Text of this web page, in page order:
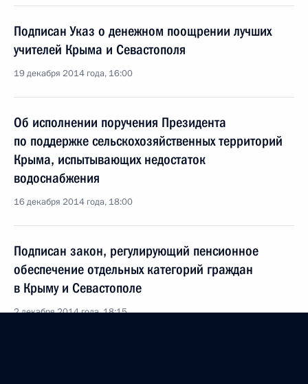
Подписан Указ о денежном поощрении лучших
учителей Крыма и Севастополя
19 декабря 2014 года, 16:00
Об исполнении поручения Президента
по поддержке сельскохозяйственных территорий
Крыма, испытывающих недостаток
водоснабжения
16 декабря 2014 года, 18:00
Подписан закон, регулирующий пенсионное
обеспечение отдельных категорий граждан
в Крыму и Севастополе
2 декабря 2014 года, 18:15